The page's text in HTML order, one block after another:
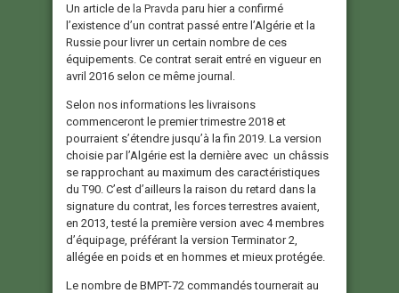
Un article de la Pravda paru hier a confirmé
l’existence d’un contrat passé entre l’Algérie et la
Russie pour livrer un certain nombre de ces
équipements. Ce contrat serait entré en vigueur en
avril 2016 selon ce même journal.
Selon nos informations les livraisons
commenceront le premier trimestre 2018 et
pourraient s’étendre jusqu’à la fin 2019. La version
choisie par l’Algérie est la dernière avec un châssis
se rapprochant au maximum des caractéristiques
du T90. C’est d’ailleurs la raison du retard dans la
signature du contrat, les forces terrestres avaient,
en 2013, testé la première version avec 4 membres
d’équipage, préférant la version Terminator 2,
allégée en poids et en hommes et mieux protégée.
Le nombre de BMPT-72 commandés tournerait au